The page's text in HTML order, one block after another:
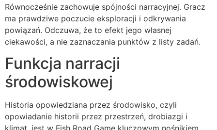
Równocześnie zachowuje spójności narracyjnej. Gracz
ma prawdziwe poczucie eksploracji i odkrywania
powiązań. Odczuwa, że to efekt jego własnej
ciekawości, a nie zaznaczania punktów z listy zadań.
Funkcja narracji
środowiskowej
Historia opowiedziana przez środowisko, czyli
opowiadanie historii przez przestrzeń, drobiazgi i